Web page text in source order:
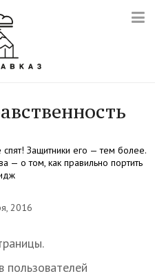
Защитники его — тем более.
— о том, как правильно портить
2016
пользователей